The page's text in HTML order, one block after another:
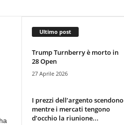
Ultimo post
Trump Turnberry è morto in
28 Open
27 Aprile 2026
I prezzi dell’argento scendono
mentre i mercati tengono
d’occhio la riunione...